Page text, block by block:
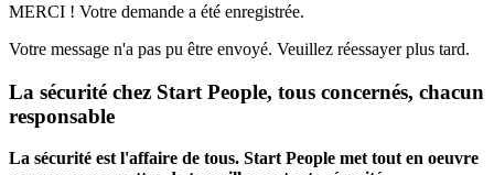
MERCI ! Votre demande a été enregistrée.
Votre message n'a pas pu être envoyé. Veuillez réessayer plus tard.
La sécurité chez Start People, tous concernés, chacun
responsable
La sécurité est l'affaire de tous. Start People met tout en oeuvre